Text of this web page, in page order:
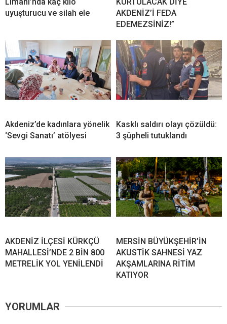
uyuşturucu ve silah ele
AKDENİZ’İ FEDA
EDEMEZSİNİZ!”
Akdeniz’de kadınlara yönelik
‘Sevgi Sanatı’ atölyesi
Kasklı saldırı olayı çözüldü:
3 şüpheli tutuklandı
AKDENİZ İLÇESİ KÜRKÇÜ
MAHALLESİ’NDE 2 BİN 800
METRELİK YOL YENİLENDİ
MERSİN BÜYÜKŞEHİR’İN
AKUSTİK SAHNESİ YAZ
AKŞAMLARINA RİTİM
KATIYOR
YORUMLAR